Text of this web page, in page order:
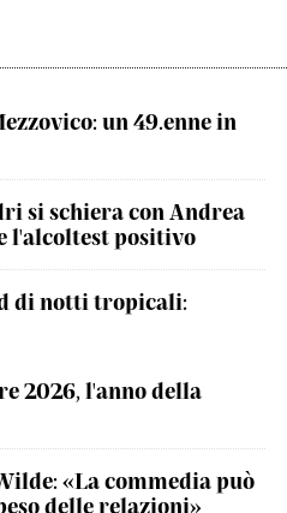
un 49.enne in
si schiera con Andrea
l'alcoltest positivo
di notti tropicali:
2026, l'anno della
«La commedia può
delle relazioni»